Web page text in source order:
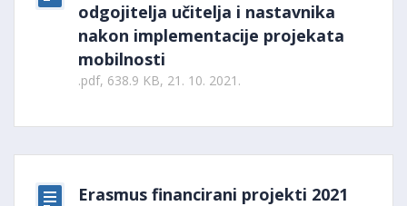
odgojitelja učitelja i nastavnika
nakon implementacije projekata
mobilnosti
.pdf, 638.9 KB, 21. 10. 2021.
Erasmus financirani projekti 2021